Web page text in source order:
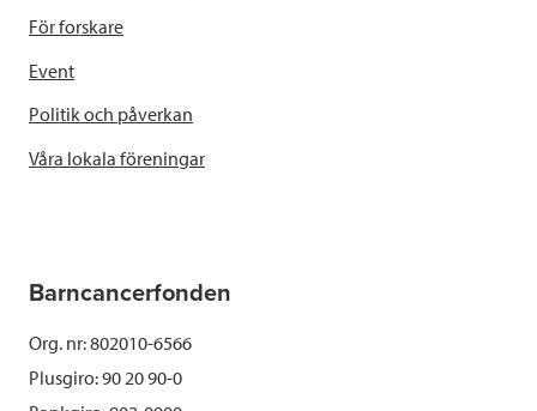
För forskare
Event
Politik och påverkan
Våra lokala föreningar
Barncancerfonden
Org. nr: 802010-6566
Plusgiro: 90 20 90-0